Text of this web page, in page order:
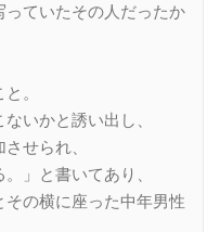
っていたその人だったか
。
いかと誘い出し、
せられ、
」と書いてあり、
の横に座った中年男性